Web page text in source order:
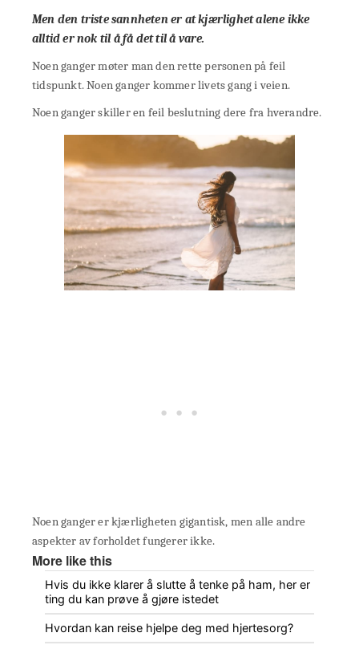
Men den triste sannheten er at kjærlighet alene ikke
alltid er nok til å få det til å vare.
Noen ganger møter man den rette personen på feil
tidspunkt. Noen ganger kommer livets gang i veien.
Noen ganger skiller en feil beslutning dere fra hverandre.
Noen ganger er kjærligheten gigantisk, men alle andre
aspekter av forholdet fungerer ikke.
More like this
Hvis du ikke klarer å slutte å tenke på ham, her er
ting du kan prøve å gjøre istedet
Hvordan kan reise hjelpe deg med hjertesorg?